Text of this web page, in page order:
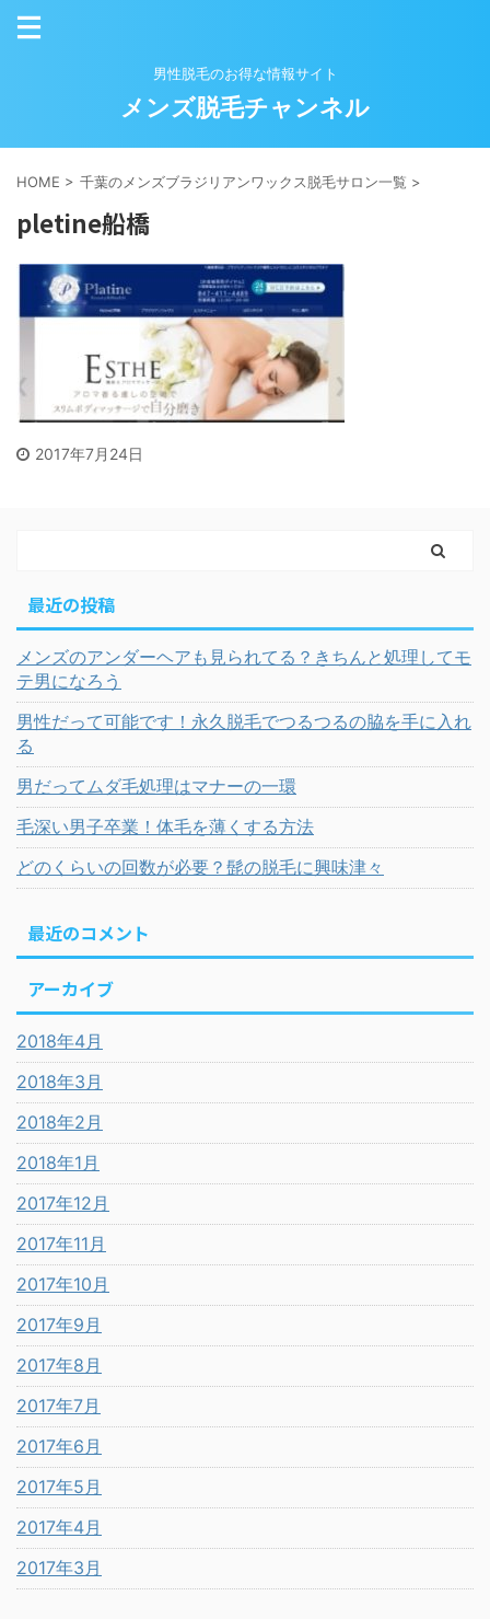
男性脱毛のお得な情報サイト
メンズ脱毛チャンネル
HOME > 千葉のメンズブラジリアンワックス脱毛サロン一覧 >
pletine船橋
2017年7月24日
最近の投稿
メンズのアンダーヘアも見られてる？きちんと処理してモ
テ男になろう
男性だって可能です！永久脱毛でつるつるの脇を手に入れ
る
男だってムダ毛処理はマナーの一環
毛深い男子卒業！体毛を薄くする方法
どのくらいの回数が必要？髭の脱毛に興味津々
最近のコメント
アーカイブ
2018年4月
2018年3月
2018年2月
2018年1月
2017年12月
2017年11月
2017年10月
2017年9月
2017年8月
2017年7月
2017年6月
2017年5月
2017年4月
2017年3月